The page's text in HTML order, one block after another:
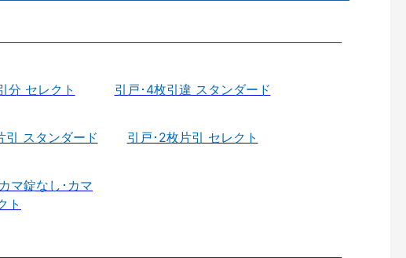
分 セレクト 引戸･4枚引違 スタンダード
引 スタンダード 引戸･2枚片引 セレクト
マ錠なし･カマ
ト